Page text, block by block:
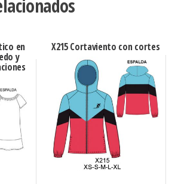
en
y
X215 Cortaviento con cortes